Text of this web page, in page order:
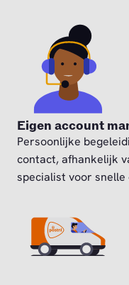
Eigen account
Persoonlijke
contact, afhankelijk
specialist voor snelle